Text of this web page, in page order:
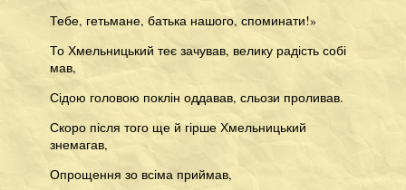
Тебе, гетьмане, батька нашого, споминати!»
То Хмельницький теє зачував, велику радість собі
мав,
Сідою головою поклін оддавав, сльози проливав.
Скоро після того ще й гірше Хмельницький
знемагав,
Опрощення зо всіма приймав,